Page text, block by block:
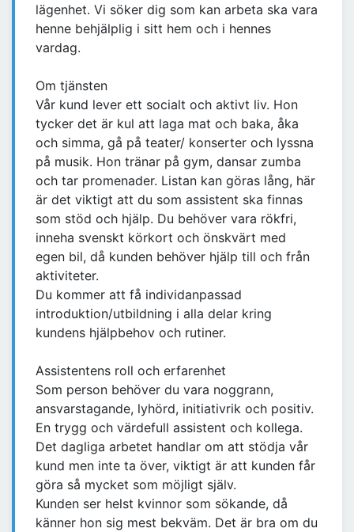
lägenhet. Vi söker dig som kan arbeta ska vara
henne behjälplig i sitt hem och i hennes
vardag.
Om tjänsten
Vår kund lever ett socialt och aktivt liv. Hon
tycker det är kul att laga mat och baka, åka
och simma, gå på teater/ konserter och lyssna
på musik. Hon tränar på gym, dansar zumba
och tar promenader. Listan kan göras lång, här
är det viktigt att du som assistent ska finnas
som stöd och hjälp. Du behöver vara rökfri,
inneha svenskt körkort och önskvärt med
egen bil, då kunden behöver hjälp till och från
aktiviteter.
Du kommer att få individanpassad
introduktion/utbildning i alla delar kring
kundens hjälpbehov och rutiner.
Assistentens roll och erfarenhet
Som person behöver du vara noggrann,
ansvarstagande, lyhörd, initiativrik och positiv.
En trygg och värdefull assistent och kollega.
Det dagliga arbetet handlar om att stödja vår
kund men inte ta över, viktigt är att kunden får
göra så mycket som möjligt själv.
Kunden ser helst kvinnor som sökande, då
känner hon sig mest bekväm. Det är bra om du